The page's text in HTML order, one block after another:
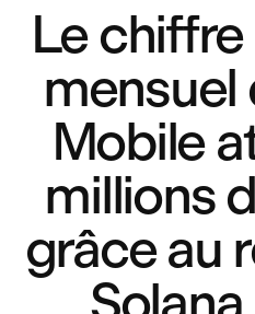
Le
mensuel
Mobile
millions
grâce au